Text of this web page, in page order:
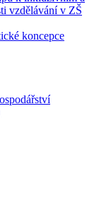
vzdělávání v ZŠ
koncepce